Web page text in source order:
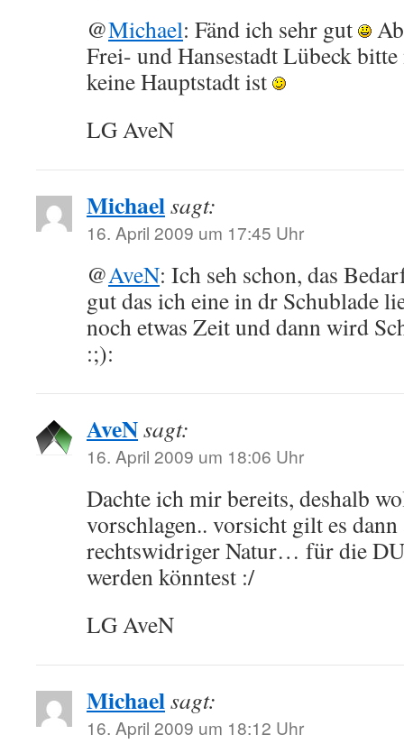
@Michael: Fänd ich sehr gut
Frei- und Hansestadt Lübeck
keine Hauptstadt ist
LG AveN
Michaelsagt:
16. April 2009 um 17:45 Uhr
@AveN: Ich seh schon, das
gut das ich eine in dr Schublade
noch etwas Zeit und dann wird
:;):
AveNsagt:
16. April 2009 um 18:06 Uhr
Dachte ich mir bereits, deshalb
vorschlagen.. vorsicht gilt es
rechtswidriger Natur… für die
werden könntest :/
LG AveN
Michaelsagt:
16. April 2009 um 18:12 Uhr